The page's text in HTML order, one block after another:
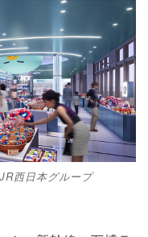
西日本グループ